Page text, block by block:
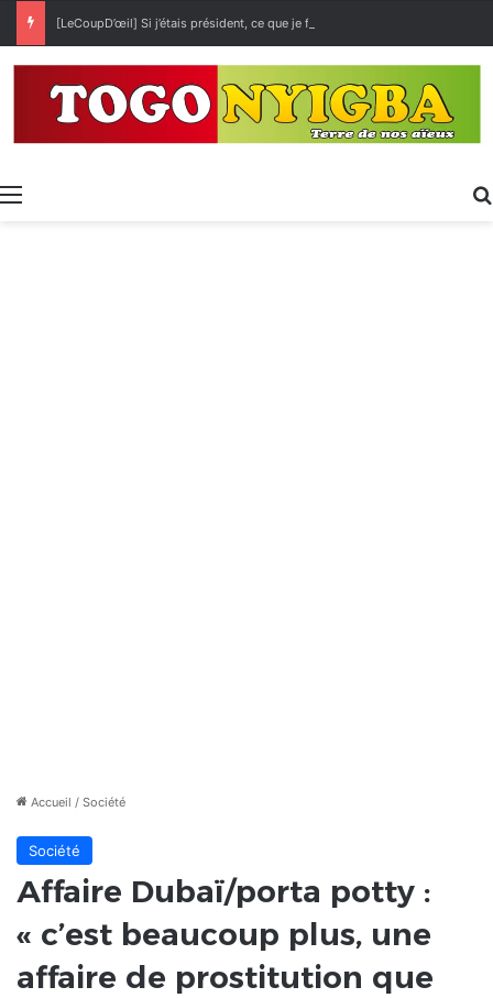
[LeCoupD’œil] Si j’étais président, ce que je ferai des « Évalas »
Menu
Accueil / Société
Société
Affaire Dubaï/porta potty :
« c’est beaucoup plus, une
affaire de prostitution que